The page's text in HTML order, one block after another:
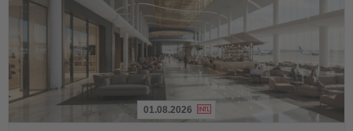
01.08.2026